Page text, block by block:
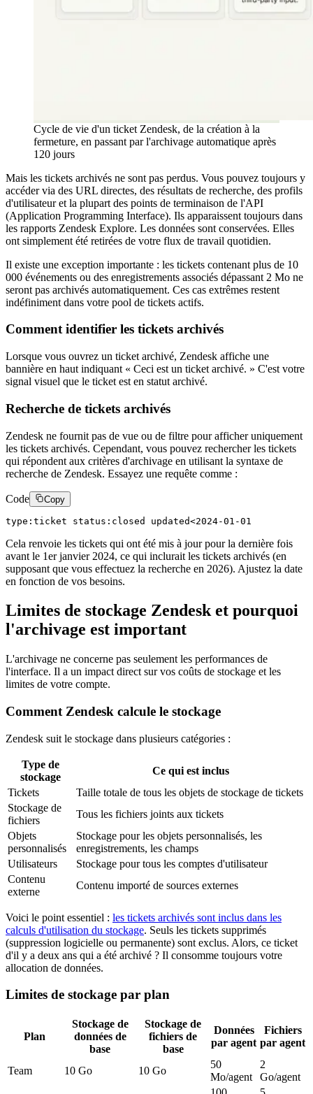
Cycle de vie d'un ticket Zendesk, de la création à la
fermeture, en passant par l'archivage automatique après
120 jours
Mais les tickets archivés ne sont pas perdus. Vous pouvez toujours y
accéder via des URL directes, des résultats de recherche, des profils
d'utilisateur et la plupart des points de terminaison de l'API
(Application Programming Interface). Ils apparaissent toujours dans
les rapports Zendesk Explore. Les données sont conservées. Elles
ont simplement été retirées de votre flux de travail quotidien.
Il existe une exception importante : les tickets contenant plus de 10
000 événements ou des enregistrements associés dépassant 2 Mo ne
seront pas archivés automatiquement. Ces cas extrêmes restent
indéfiniment dans votre pool de tickets actifs.
Comment identifier les tickets archivés
Lorsque vous ouvrez un ticket archivé, Zendesk affiche une
bannière en haut indiquant « Ceci est un ticket archivé. » C'est votre
signal visuel que le ticket est en statut archivé.
Recherche de tickets archivés
Zendesk ne fournit pas de vue ou de filtre pour afficher uniquement
les tickets archivés. Cependant, vous pouvez rechercher les tickets
qui répondent aux critères d'archivage en utilisant la syntaxe de
recherche de Zendesk. Essayez une requête comme :
Code Copy
Cela renvoie les tickets qui ont été mis à jour pour la dernière fois
avant le 1er janvier 2024, ce qui inclurait les tickets archivés (en
supposant que vous effectuez la recherche en 2026). Ajustez la date
en fonction de vos besoins.
Limites de stockage Zendesk et pourquoi
l'archivage est important
L'archivage ne concerne pas seulement les performances de
l'interface. Il a un impact direct sur vos coûts de stockage et les
limites de votre compte.
Comment Zendesk calcule le stockage
Zendesk suit le stockage dans plusieurs catégories :
Type de
stockage
Ce qui est inclus
Tickets
Taille totale de tous les objets de stockage de tickets
Stockage de
fichiers
Tous les fichiers joints aux tickets
Objets
personnalisés
Stockage pour les objets personnalisés, les
enregistrements, les champs
Utilisateurs
Stockage pour tous les comptes d'utilisateur
Contenu
externe
Contenu importé de sources externes
Voici le point essentiel : les tickets archivés sont inclus dans les
calculs d'utilisation du stockage. Seuls les tickets supprimés
(suppression logicielle ou permanente) sont exclus. Alors, ce ticket
d'il y a deux ans qui a été archivé ? Il consomme toujours votre
allocation de données.
Limites de stockage par plan
Plan
Stockage de
données de
base
Stockage de
fichiers de
base
Données
par agent
Fichiers
par agent
Team 10 Go 10 Go
50
Mo/agent
2
Go/agent